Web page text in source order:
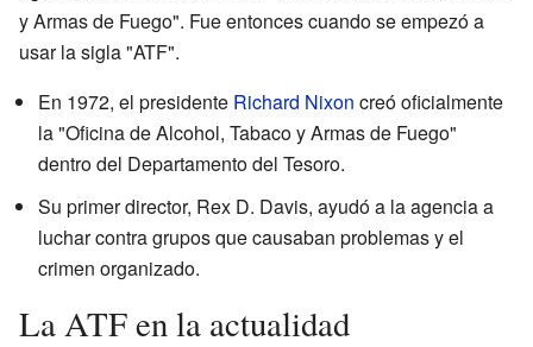
y Armas de Fuego". Fue entonces cuando se empezó a
usar la sigla "ATF".
En 1972, el presidente Richard Nixon creó oficialmente
la "Oficina de Alcohol, Tabaco y Armas de Fuego"
dentro del Departamento del Tesoro.
Su primer director, Rex D. Davis, ayudó a la agencia a
luchar contra grupos que causaban problemas y el
crimen organizado.
La ATF en la actualidad